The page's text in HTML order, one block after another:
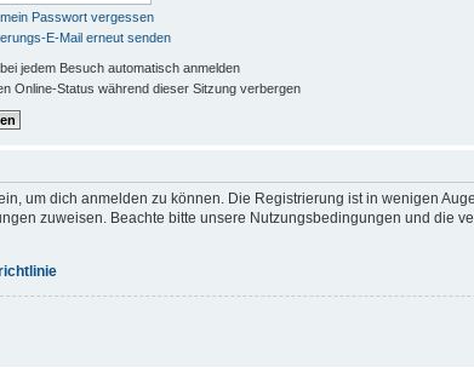
Passwort vergessen
E-Mail erneut senden
jedem Besuch automatisch anmelden
Online-Status während dieser Sitzung verbergen
um dich anmelden zu können. Die Registrierung ist in wenigen
zuweisen. Beachte bitte unsere Nutzungsbedingungen und